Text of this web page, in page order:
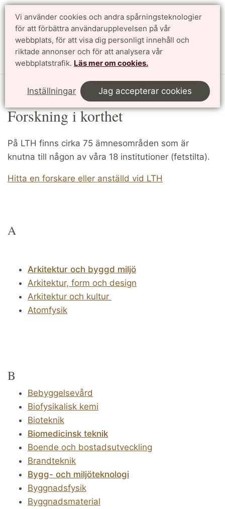
Vi använder cookies och andra spårningsteknologier
för att förbättra användarupplevelsen på vår
webbplats, för att visa dig personligt innehåll och
riktade annonser och för att analysera vår
webbplatstrafik. Läs mer om cookies.
Inställningar Jag accepterar cookies
Sök
Forskning i korthet
Forskning i korthet
På LTH finns cirka 75 ämnesområden som är
knutna till någon av våra 18 institutioner (fetstilta).
Hitta en forskare eller anställd vid LTH
A
Arkitektur och byggd miljö
Arkitektur, form och design
Arkitektur och kultur
Atomfysik
B
Bebyggelsevård
Biofysikalisk kemi
Bioteknik
Biomedicinsk teknik
Boende och bostadsutveckling
Brandteknik
Bygg- och miljöteknologi
Byggnadsfysik
Byggnadsmaterial